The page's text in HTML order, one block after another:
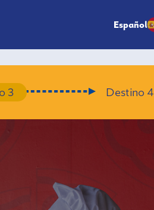
Español
3 Destino 4